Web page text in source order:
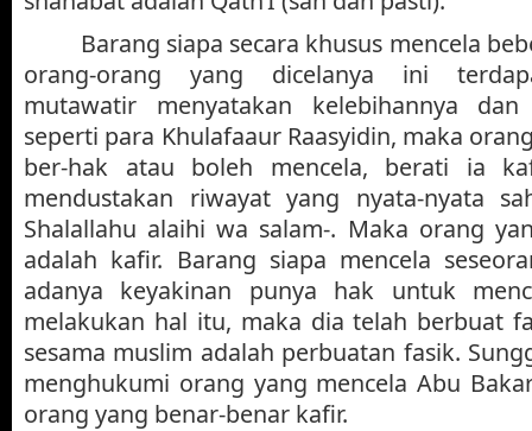
Barang siapa secara khusus mencela
orang-orang yang dicelanya ini
mutawatir menyatakan kelebihannya dan
seperti para Khulafaaur Raasyidin, maka
ber-hak atau boleh mencela, berati ia
mendustakan riwayat yang nyata-nyata
Shalallahu alaihi wa salam-. Maka orang
adalah kafir. Barang siapa mencela
adanya keyakinan punya hak untuk
melakukan hal itu, maka dia telah berbuat
sesama muslim adalah perbuatan fasik.
menghukumi orang yang mencela Abu
orang yang benar-benar kafir.